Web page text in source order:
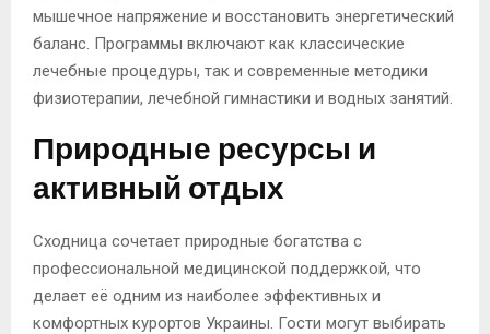
мышечное напряжение и восстановить энергетический
баланс. Программы включают как классические
лечебные процедуры, так и современные методики
физиотерапии, лечебной гимнастики и водных занятий.
Природные ресурсы и
активный отдых
Сходница сочетает природные богатства с
профессиональной медицинской поддержкой, что
делает её одним из наиболее эффективных и
комфортных курортов Украины. Гости могут выбирать